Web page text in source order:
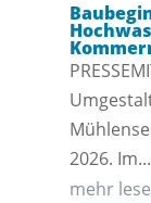
2026. Im...
mehr